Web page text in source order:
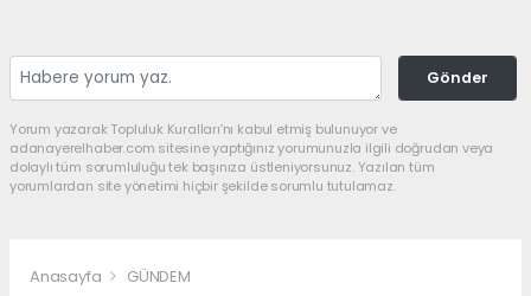
Gönder
Yorum yazarak Topluluk Kuralları’nı kabul etmiş bulunuyor ve
adanayerelhaber.com sitesine yaptığınız yorumunuzla ilgili doğrudan veya
dolaylı tüm sorumluluğu tek başınıza üstleniyorsunuz. Yazılan tüm
yorumlardan site yönetimi hiçbir şekilde sorumlu tutulamaz.
Anasayfa GÜNDEM